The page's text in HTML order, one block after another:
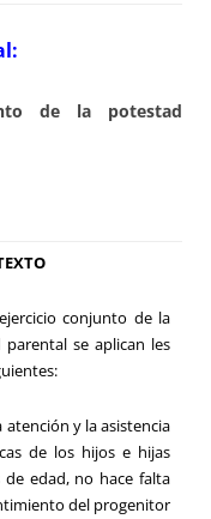
de la potestad
conjunto de la
parental se aplican les
atención y la asistencia
de los hijos e hijas
de edad, no hace falta
del progenitor